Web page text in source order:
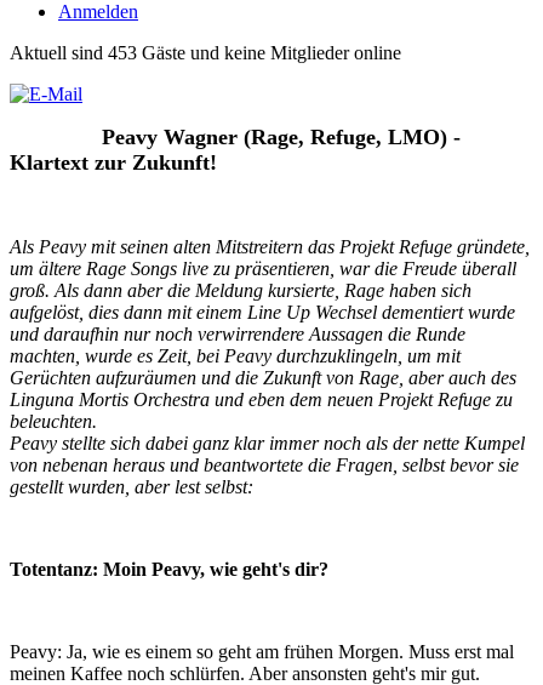
Anmelden
Aktuell sind 453 Gäste und keine Mitglieder online
Peavy Wagner (Rage, Refuge, LMO) -
Klartext zur Zukunft!
Als Peavy mit seinen alten Mitstreitern das Projekt Refuge gründete,
um ältere Rage Songs live zu präsentieren, war die Freude überall
groß. Als dann aber die Meldung kursierte, Rage haben sich
aufgelöst, dies dann mit einem Line Up Wechsel dementiert wurde
und daraufhin nur noch verwirrendere Aussagen die Runde
machten, wurde es Zeit, bei Peavy durchzuklingeln, um mit
Gerüchten aufzuräumen und die Zukunft von Rage, aber auch des
Linguna Mortis Orchestra und eben dem neuen Projekt Refuge zu
beleuchten.
Peavy stellte sich dabei ganz klar immer noch als der nette Kumpel
von nebenan heraus und beantwortete die Fragen, selbst bevor sie
gestellt wurden, aber lest selbst:
Totentanz: Moin Peavy, wie geht's dir?
Peavy: Ja, wie es einem so geht am frühen Morgen. Muss erst mal
meinen Kaffee noch schlürfen. Aber ansonsten geht's mir gut.